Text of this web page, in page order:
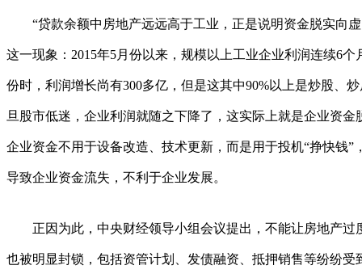
“贷款余额中房地产远远高于工业，正是说明资金脱实向虚
这一现象：2015年5月份以来，规模以上工业企业利润连续6个
份时，利润增长尚有300多亿，但是这其中90%以上是炒股、
旦股市低迷，企业利润就随之下降了，这实际上就是企业资
企业资金不用于设备改造、技术更新，而是用于投机“挣快钱”
导致企业资金流失，不利于企业发展。
正因为此，中央财经领导小组会议提出，不能让房地产过
也被明显封锁，包括资管计划、发债融资、抵押销售等纷纷受